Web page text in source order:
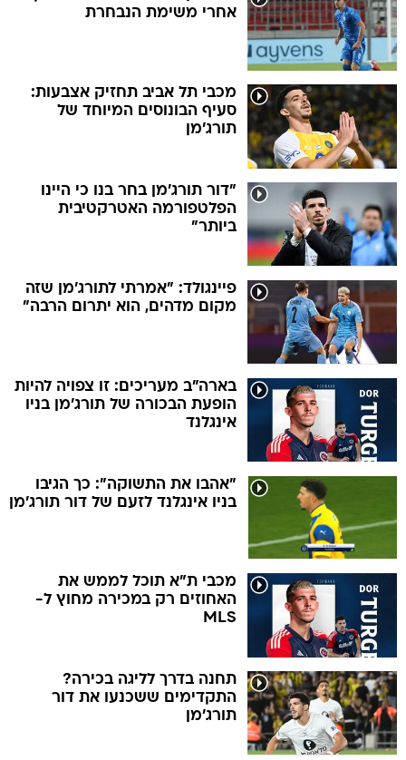
אחרי משימת הנבחרת
מכבי תל אביב תחזיק אצבעות:
סעיף הבונוסים המיוחד של
תורג'מן
"דור תורג'מן בחר בנו כי היינו
הפלטפורמה האטרקטיבית
ביותר"
פיינגולד: "אמרתי לתורג'מן שזה
מקום מדהים, הוא יתרום הרבה"
בארה"ב מעריכים: זו צפויה להיות
הופעת הבכורה של תורג'מן בניו
אינגלנד
"אהבו את התשוקה": כך הגיבו
בניו אינגלנד לזעם של דור תורג'מן
מכבי ת"א תוכל לממש את
האחוזים רק במכירה מחוץ ל-
MLS
תחנה בדרך לליגה בכירה?
התקדימים ששכנעו את דור
תורג'מן